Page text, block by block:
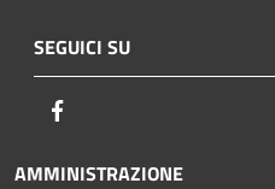
SEGUICI SU
AMMINISTRAZIONE